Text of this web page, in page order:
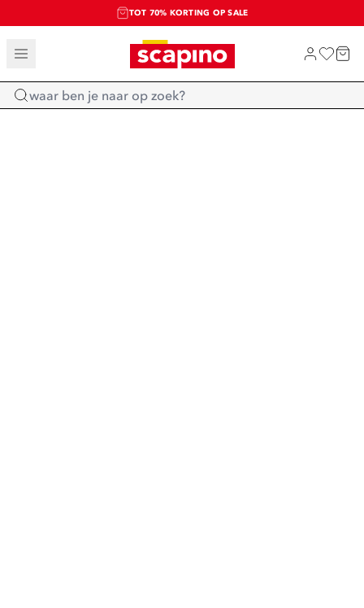
TOT 70% KORTING OP SALE
SALE: LAATSTE KANS!
SHOP NIEUW
Home